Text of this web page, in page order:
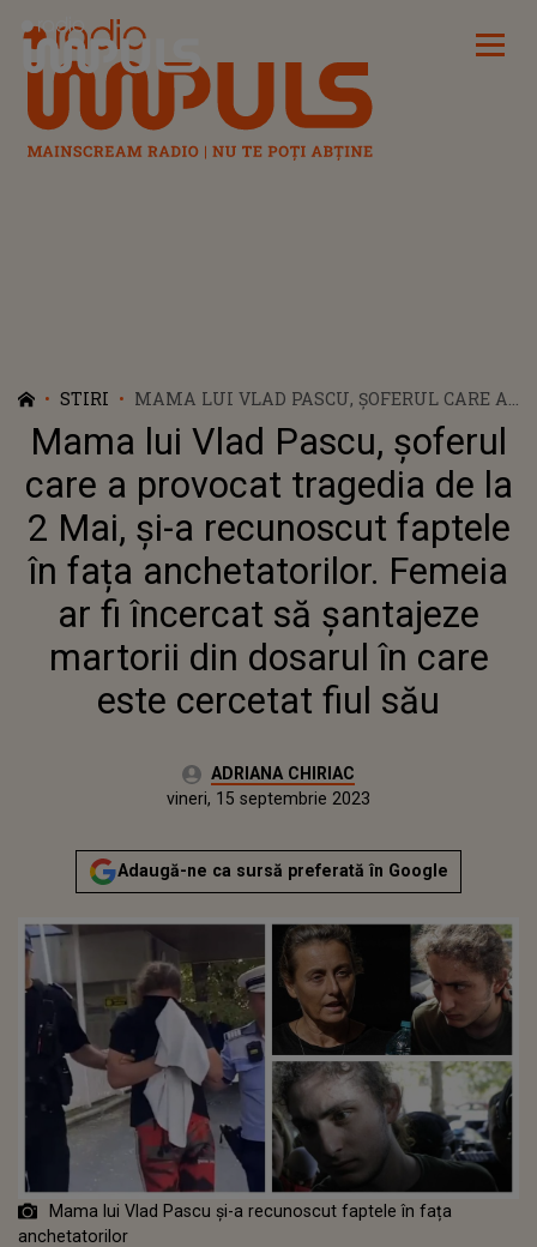
Radio Impuls
STIRI
MAMA LUI VLAD PASCU, ȘOFERUL CARE A
PROVOCAT TRAGEDIA DE LA 2 MAI, ȘI-A
RECUNOSCUT FAPTELE ÎN FAȚA
ANCHETATORILOR. FEMEIA AR FI
ÎNCERCAT SĂ ȘANTAJEZE MARTORII DIN
DOSARUL ÎN CARE ESTE CERCETAT FIUL
SĂU
Mama lui Vlad Pascu, șoferul
care a provocat tragedia de la
2 Mai, și-a recunoscut faptele
în fața anchetatorilor. Femeia
ar fi încercat să șantajeze
martorii din dosarul în care
este cercetat fiul său
Autor:ADRIANA CHIRIAC
Publicat:
vineri, 15 septembrie 2023
Adaugă-ne ca sursă preferată în Google
Mama lui Vlad Pascu și-a recunoscut faptele în fața
anchetatorilor